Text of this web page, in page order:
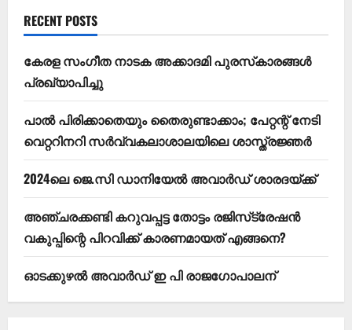
RECENT POSTS
കേരള സംഗീത നാടക അക്കാദമി പുരസ്‌കാരങ്ങള്‍
പ്രഖ്യാപിച്ചു
പാൽ പിരിക്കാതെയും തൈരുണ്ടാക്കാം; പേറ്റന്റ് നേടി
വെറ്ററിനറി സർവ്വകലാശാലയിലെ ശാസ്ത്രജ്ഞർ
2024ലെ ജെ.സി ഡാനിയേല്‍ അവാര്‍ഡ് ശാരദയ്ക്ക്
അഞ്ചരക്കണ്ടി കറുവപ്പട്ട തോട്ടം രജിസ്‌ട്രേഷന്‍
വകുപ്പിന്റെ പിറവിക്ക് കാരണമായത് എങ്ങനെ?
ഓടക്കുഴൽ അവാർഡ് ഇ പി രാജഗോപാലന്